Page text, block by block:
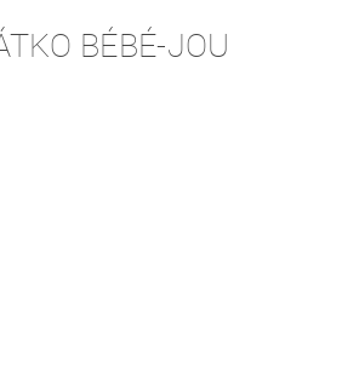
BÉBÉ-JOU